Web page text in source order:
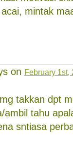
mintak
on February 1st,
takkan dpt
tahu
sntiasa